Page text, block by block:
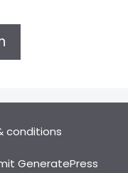
conditions
GeneratePress